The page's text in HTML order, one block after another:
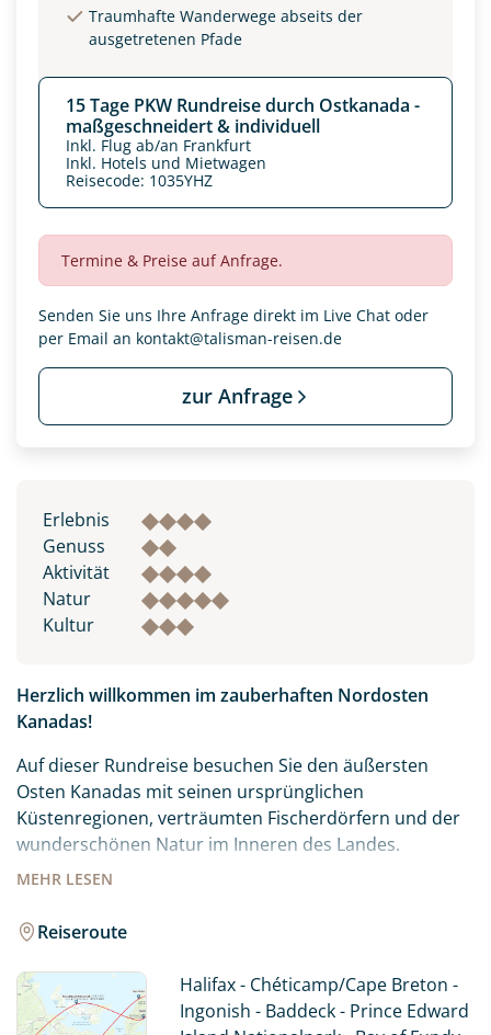
Traumhafte Wanderwege abseits der
ausgetretenen Pfade
15 Tage PKW Rundreise durch Ostkanada -
maßgeschneidert & individuell
Inkl. Flug ab/an Frankfurt
Inkl. Hotels und Mietwagen
Reisecode: 1035YHZ
Termine & Preise auf Anfrage.
Senden Sie uns Ihre Anfrage direkt im Live Chat oder
per Email an kontakt@talisman-reisen.de
zur Anfrage
Erlebnis
Genuss
Aktivität
Natur
Kultur
MEHR LESEN
Herzlich willkommen im zauberhaften Nordosten
Kanadas!
Auf dieser Rundreise besuchen Sie den äußersten
Osten Kanadas mit seinen ursprünglichen
Küstenregionen, verträumten Fischerdörfern und der
wunderschönen Natur im Inneren des Landes.
Eher untypisch für den klassischen Kanadaurlaub, aber
Küstenlänge von rund 7.600 Kilometern mit
feinsandigen und kilometerlangen Sandstränden bis
hin zu kleinen Buchten.
Die kleine Insel Prince Edward Island im Golf von St.
Reiseroute
Halifax - Chéticamp/Cape Breton -
Ingonish - Baddeck - Prince Edward